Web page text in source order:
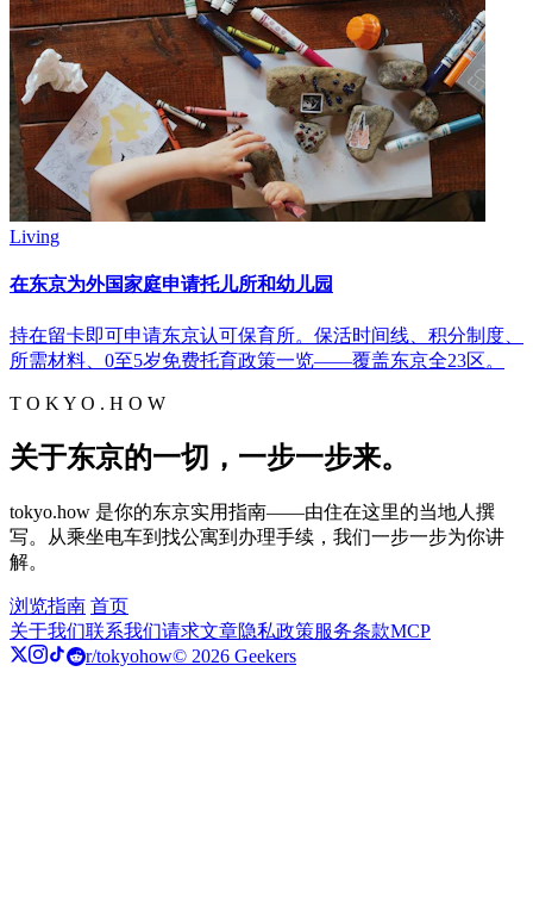
Living
在东京为外国家庭申请托儿所和幼儿园
持在留卡即可申请东京认可保育所。保活时间线、积分制度、
所需材料、0至5岁免费托育政策一览——覆盖东京全23区。
T O K Y O . H O W
关于东京的一切，一步一步来。
tokyo.how 是你的东京实用指南——由住在这里的当地人撰
写。从乘坐电车到找公寓到办理手续，我们一步一步为你讲
解。
浏览指南 首页
关于我们联系我们请求文章隐私政策服务条款MCP
r/tokyohow© 2026 Geekers